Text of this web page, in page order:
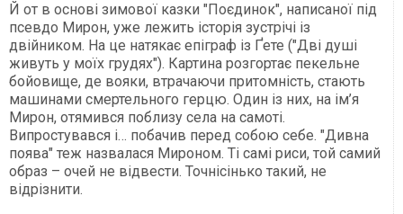
Й от в основі зимової казки "Поєдинок", написаної під
псевдо Мирон, уже лежить історія зустрічі із
двійником. На це натякає епіграф із Ґете ("Дві душі
живуть у моїх грудях"). Картина розгортає пекельне
бойовище, де вояки, втрачаючи притомність, стають
машинами смертельного герцю. Один із них, на ім’я
Мирон, отямився поблизу села на самоті.
Випростувався і… побачив перед собою себе. "Дивна
поява" теж назвалася Мироном. Ті самі риси, той самий
образ – очей не відвести. Точнісінько такий, не
відрізнити.